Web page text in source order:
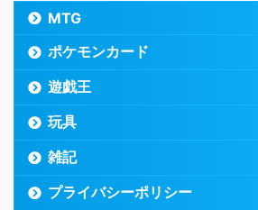
MTG
ポケモンカード
遊戯王
玩具
雑記
プライバシーポリシー